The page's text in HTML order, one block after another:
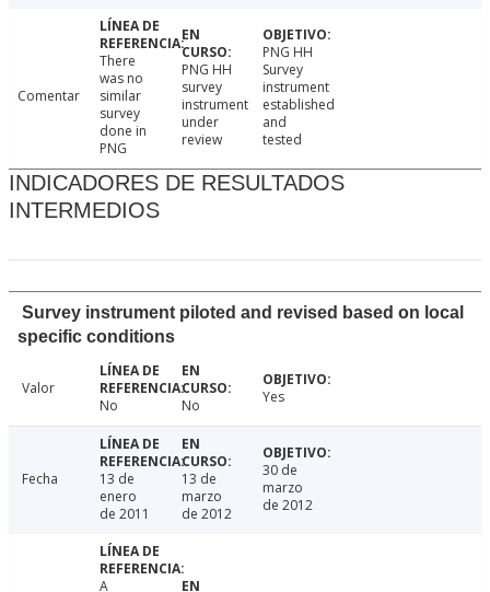
Comentar
There
was no
similar
survey
done in
PNG
PNG HH
survey
instrument
under
review
PNG HH
Survey
instrument
established
and
tested
INDICADORES DE RESULTADOS
INTERMEDIOS
Survey instrument piloted and revised based on local
specific conditions
Valor
No
No Yes
Fecha
13 de
enero
de 2011
13 de
marzo
de 2012
30 de
marzo
de 2012
A